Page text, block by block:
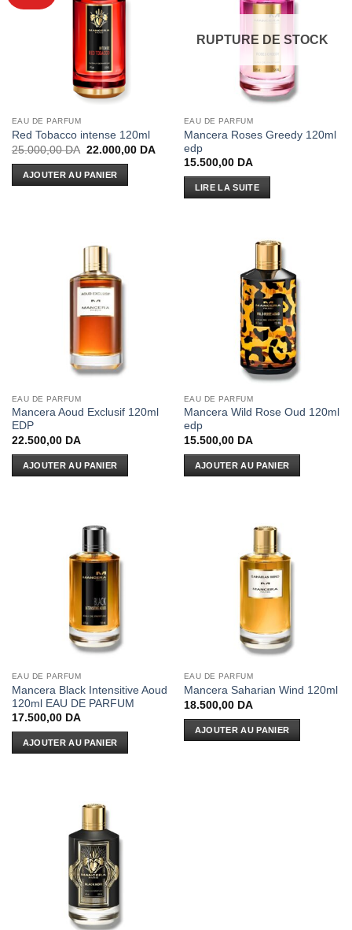
EAU DE PARFUM
Red Tobacco intense 120ml
25.000,00DA Le
initial
était :
22.000,00 DALe
actuel
22.000,00 DA.
AJOUTER AU PANIER
RUPTURE DE STOCK
EAU DE PARFUM
Mancera Roses Greedy 120ml
edp
15.500,00 DA
LIRE LA SUITE
EAU DE PARFUM
Mancera Aoud Exclusif 120ml
EDP
22.500,00 DA
AJOUTER AU PANIER
EAU DE PARFUM
Mancera Wild Rose Oud 120ml
edp
15.500,00 DA
AJOUTER AU PANIER
EAU DE PARFUM
Mancera Black Intensitive Aoud
120ml EAU DE PARFUM
17.500,00 DA
AJOUTER AU PANIER
EAU DE PARFUM
Mancera Saharian Wind 120ml
18.500,00 DA
AJOUTER AU PANIER